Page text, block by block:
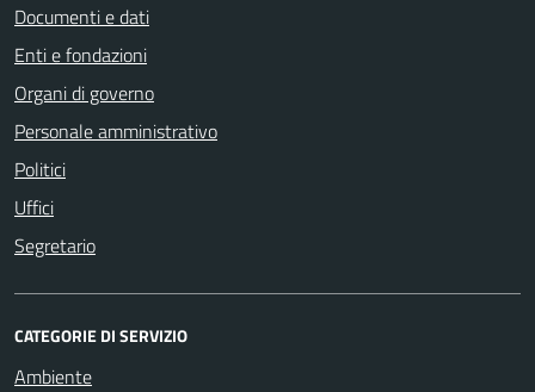
Documenti e dati
Enti e fondazioni
Organi di governo
Personale amministrativo
Politici
Uffici
Segretario
CATEGORIE DI SERVIZIO
Ambiente